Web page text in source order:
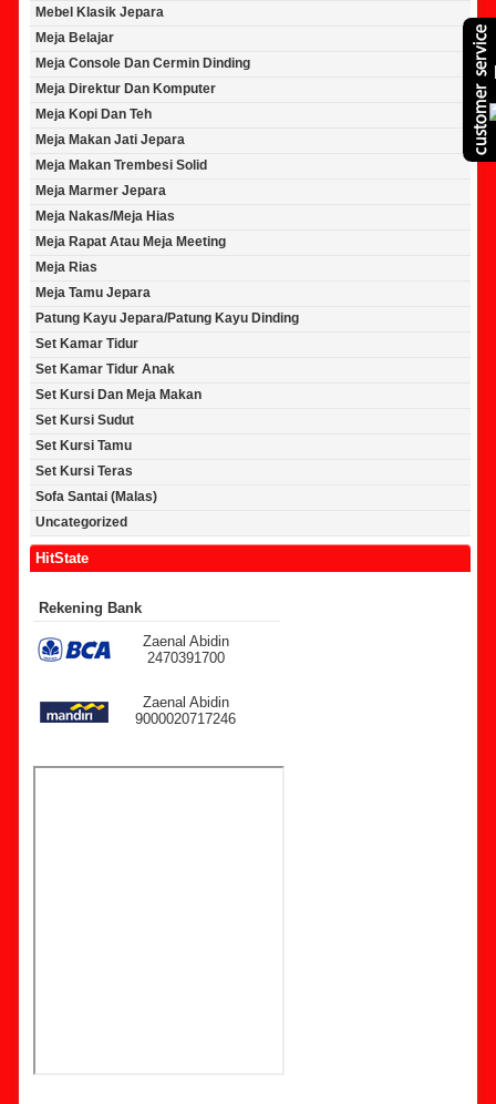
Mebel Klasik Jepara
Meja Belajar
Meja Console Dan Cermin Dinding
Meja Direktur Dan Komputer
Meja Kopi Dan Teh
Meja Makan Jati Jepara
Meja Makan Trembesi Solid
Meja Marmer Jepara
Meja Nakas/Meja Hias
Meja Rapat Atau Meja Meeting
Meja Rias
Meja Tamu Jepara
Patung Kayu Jepara/Patung Kayu Dinding
Set Kamar Tidur
Set Kamar Tidur Anak
Set Kursi Dan Meja Makan
Set Kursi Sudut
Set Kursi Tamu
Set Kursi Teras
Sofa Santai (Malas)
Uncategorized
HitState
Rekening Bank
Zaenal Abidin
2470391700
Zaenal Abidin
9000020717246